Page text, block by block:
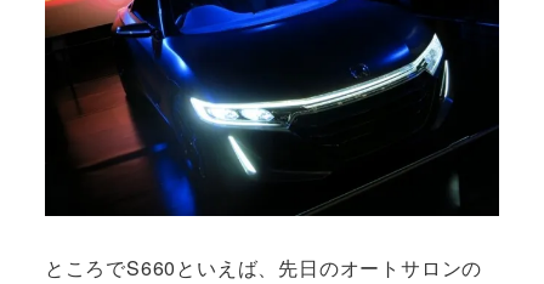
ところでS660といえば、先日のオートサロンの